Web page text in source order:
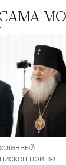
принял